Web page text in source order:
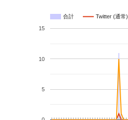
合計 Twitter (通常)
5
10
15